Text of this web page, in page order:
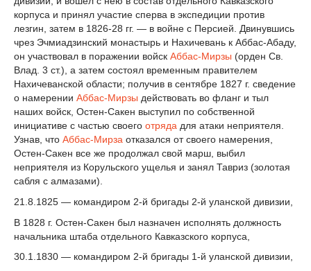
корпуса и принял участие сперва в экспедиции против
лезгин, затем в 1826-28 гг. — в войне с Персией. Двинувшись
чрез Эчмиадзинский монастырь и Нахичевань к Аббас-Абаду,
он участвовал в поражении войск Аббас-Мирзы (орден Св.
Влад. 3 ст.), а затем состоял временным правителем
Нахичеванской области; получив в сентябре 1827 г. сведение
о намерении Аббас-Мирзы действовать во фланг и тыл
наших войск, Остен-Сакен выступил по собственной
инициативе с частью своего отряда для атаки неприятеля.
Узнав, что Аббас-Мирза отказался от своего намерения,
Остен-Сакен все же продолжал свой марш, выбил
неприятеля из Корульского ущелья и занял Тавриз (золотая
сабля с алмазами).
21.8.1825 — командиром 2-й бригады 2-й уланской дивизии,
В 1828 г. Остен-Сакен был назначен исполнять должность
начальника штаба отдельного Кавказского корпуса,
30.1.1830 — командиром 2-й бригады 1-й уланской дивизии,